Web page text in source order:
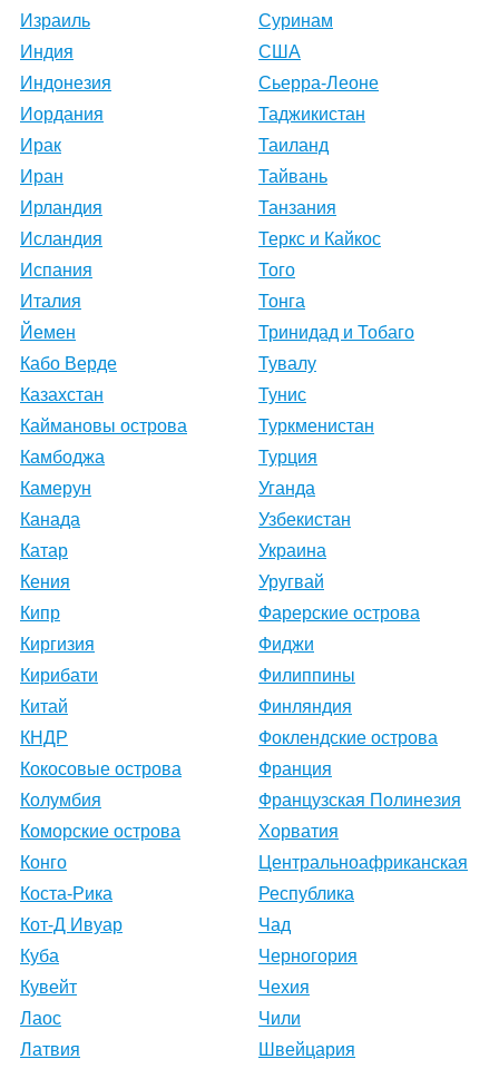
Израиль
Индия
Индонезия
Иордания
Ирак
Иран
Ирландия
Исландия
Испания
Италия
Йемен
Кабо Верде
Казахстан
Каймановы острова
Камбоджа
Камерун
Канада
Катар
Кения
Кипр
Киргизия
Кирибати
Китай
КНДР
Кокосовые острова
Колумбия
Коморские острова
Конго
Коста-Рика
Кот-Д Ивуар
Куба
Кувейт
Лаос
Латвия
Суринам
США
Сьерра-Леоне
Таджикистан
Таиланд
Тайвань
Танзания
Теркс и Кайкос
Того
Тонга
Тринидад и Тобаго
Тувалу
Тунис
Туркменистан
Турция
Уганда
Узбекистан
Украина
Уругвай
Фарерские острова
Фиджи
Филиппины
Финляндия
Фоклендские острова
Франция
Французская Полинезия
Хорватия
Центральноафриканская
Республика
Чад
Черногория
Чехия
Чили
Швейцария